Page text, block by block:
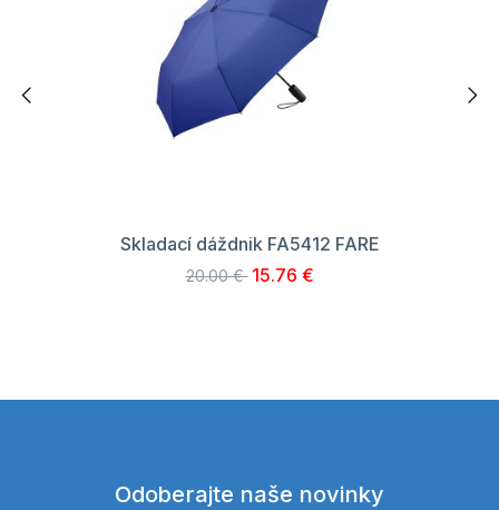
Skladací dáždnik FA5412 FARE
20.00 € 15.76 €
Odoberajte naše novinky